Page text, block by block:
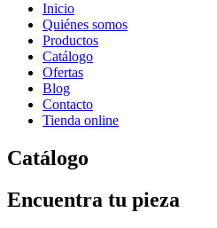
Inicio
Quiénes somos
Productos
Catálogo
Ofertas
Blog
Contacto
Tienda online
Catálogo
Encuentra tu pieza